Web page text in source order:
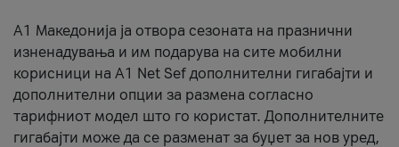
А1 Македонија ја отвора сезоната на празнични
изненадувања и им подарува на сите мобилни
корисници на A1 Net Sef дополнителни гигабајти и
дополнителни опции за размена согласно
тарифниот модел што го користат. Дополнителните
гигабајти може да се разменат за буџет за нов уред,